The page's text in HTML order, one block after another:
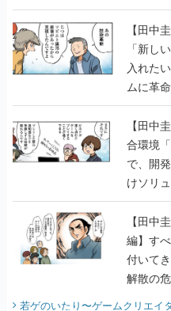
【若ゲ
【田中
「新し
入れた
ムに革
のいた
【田中
合環境
で、開
けソリ
に行っ
【田中
編】す
付いて
解散の
開く。
若ゲのいたり〜ゲームクリエイ